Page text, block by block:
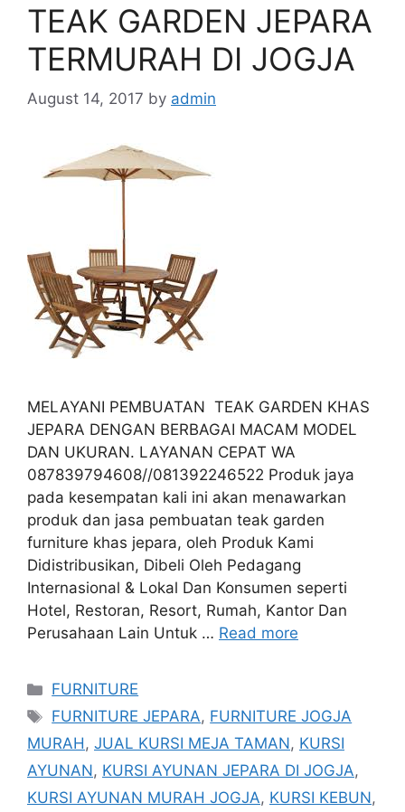
TEAK GARDEN JEPARA
TERMURAH DI JOGJA
August 14, 2017 by admin
MELAYANI PEMBUATAN TEAK GARDEN KHAS
JEPARA DENGAN BERBAGAI MACAM MODEL
DAN UKURAN. LAYANAN CEPAT WA
087839794608//081392246522 Produk jaya
pada kesempatan kali ini akan menawarkan
produk dan jasa pembuatan teak garden
furniture khas jepara, oleh Produk Kami
Didistribusikan, Dibeli Oleh Pedagang
Internasional & Lokal Dan Konsumen seperti
Hotel, Restoran, Resort, Rumah, Kantor Dan
Perusahaan Lain Untuk … Read more
Categories
FURNITURE
Tags
FURNITURE JEPARA, FURNITURE JOGJA
MURAH, JUAL KURSI MEJA TAMAN, KURSI
AYUNAN, KURSI AYUNAN JEPARA DI JOGJA,
KURSI AYUNAN MURAH JOGJA, KURSI KEBUN,